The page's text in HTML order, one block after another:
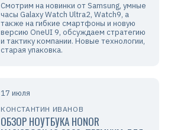
Смотрим на новинки от Samsung, умные
часы Galaxy Watch Ultra2, Watch9, а
также на гибкие смартфоны и новую
версию OneUI 9, обсуждаем стратегию
и тактику компании. Новые технологии,
старая упаковка.
17 июля
КОНСТАНТИН ИВАНОВ
ОБЗОР НОУТБУКА HONOR